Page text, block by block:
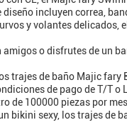
incluyen correa,
y volantes
amigos o disfrutes de un
trajes de baño Majic
de pago de T/T
de 100000 piezas por
bikini sexy, los trajes de